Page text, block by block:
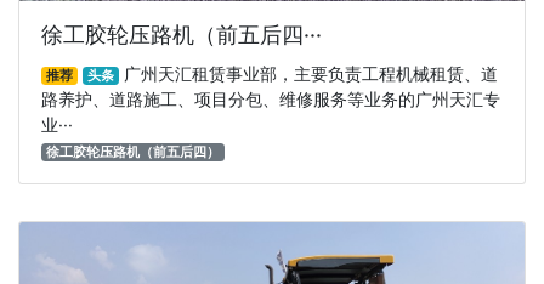
徐工胶轮压路机（前五后四···
推荐 头条
广州天汇租赁事业部，主要负责工程机械租赁、道
路养护、道路施工、项目分包、维修服务等业务的广州天汇专
业···
徐工胶轮压路机（前五后四）